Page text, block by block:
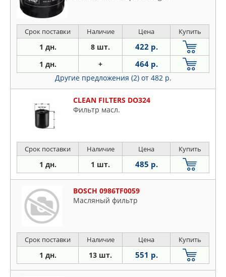
Срок поставки Наличие Цена Купить
1 дн. 8 шт. 422 р.
1 дн. + 464 р.
Другие предложения (2) от 482 р.
CLEAN FILTERS DO324
Фильтр масл.
Срок поставки Наличие Цена Купить
1 дн. 1 шт. 485 р.
BOSCH 0986TF0059
Масляный фильтр
Срок поставки Наличие Цена Купить
1 дн. 13 шт. 551 р.